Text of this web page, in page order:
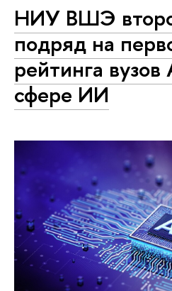
НИУ ВШЭ
подряд на
рейтинга вузов
сфере ИИ